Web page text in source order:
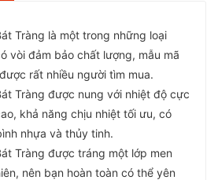
Tràng là một trong những loại
vòi đảm bảo chất lượng, mẫu mã
rất nhiều người tìm mua.
Tràng được nung với nhiệt độ cực
khả năng chịu nhiệt tối ưu, có
nhựa và thủy tinh.
Tràng được tráng một lớp men
nên bạn hoàn toàn có thể yên